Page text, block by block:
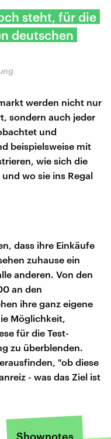
steht, für die
deutschen
werden nicht nur
sondern auch jeder
und
beispielsweise mit
wie sich die
wo sie ins Regal
dass ihre Einkäufe
zuhause ein
anderen. Von den
an den
ihre ganz eigene
Möglichkeit,
für die Test-
zu überblenden.
"ob diese
- was das Ziel ist
Shownotes